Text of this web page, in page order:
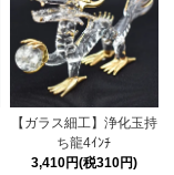
【ガラス細工】浄化玉持
ち龍4ｲﾝﾁ
3,410円(税310円)